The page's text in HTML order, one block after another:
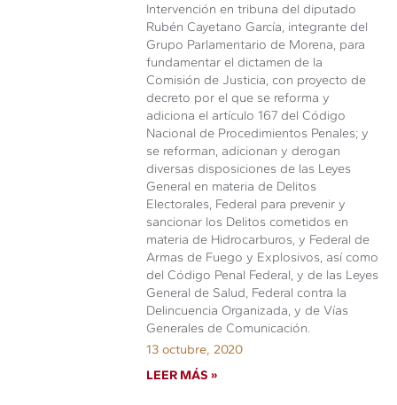
Intervención en tribuna del diputado
Rubén Cayetano García, integrante del
Grupo Parlamentario de Morena, para
fundamentar el dictamen de la
Comisión de Justicia, con proyecto de
decreto por el que se reforma y
adiciona el artículo 167 del Código
Nacional de Procedimientos Penales; y
se reforman, adicionan y derogan
diversas disposiciones de las Leyes
General en materia de Delitos
Electorales, Federal para prevenir y
sancionar los Delitos cometidos en
materia de Hidrocarburos, y Federal de
Armas de Fuego y Explosivos, así como
del Código Penal Federal, y de las Leyes
General de Salud, Federal contra la
Delincuencia Organizada, y de Vías
Generales de Comunicación.
13 octubre, 2020
LEER MÁS »